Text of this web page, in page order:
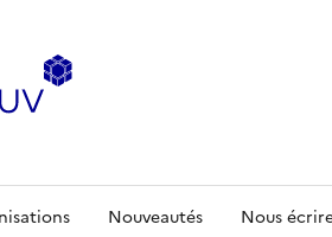
Nouveautés Nous